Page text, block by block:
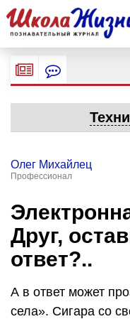
Олег Михайлец
Профессионал
Друг,
ответ?..
А в ответ может
села». Сигара со